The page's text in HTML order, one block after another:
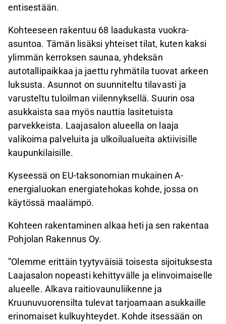
entisestään.
Kohteeseen rakentuu 68 laadukasta vuokra-
asuntoa. Tämän lisäksi yhteiset tilat, kuten kaksi
ylimmän kerroksen saunaa, yhdeksän
autotallipaikkaa ja jaettu ryhmätila tuovat arkeen
luksusta. Asunnot on suunniteltu tilavasti ja
varusteltu tuloilman viilennyksellä. Suurin osa
asukkaista saa myös nauttia lasitetuista
parvekkeista. Laajasalon alueella on laaja
valikoima palveluita ja ulkoilualueita aktiivisille
kaupunkilaisille.
Kyseessä on EU-taksonomian mukainen A-
energialuokan energiatehokas kohde, jossa on
käytössä maalämpö.
Kohteen rakentaminen alkaa heti ja sen rakentaa
Pohjolan Rakennus Oy.
”Olemme erittäin tyytyväisiä toisesta sijoituksesta
Laajasalon nopeasti kehittyvälle ja elinvoimaiselle
alueelle. Alkava raitiovaunuliikenne ja
Kruunuvuorensilta tulevat tarjoamaan asukkaille
erinomaiset kulkuyhteydet. Kohde itsessään on